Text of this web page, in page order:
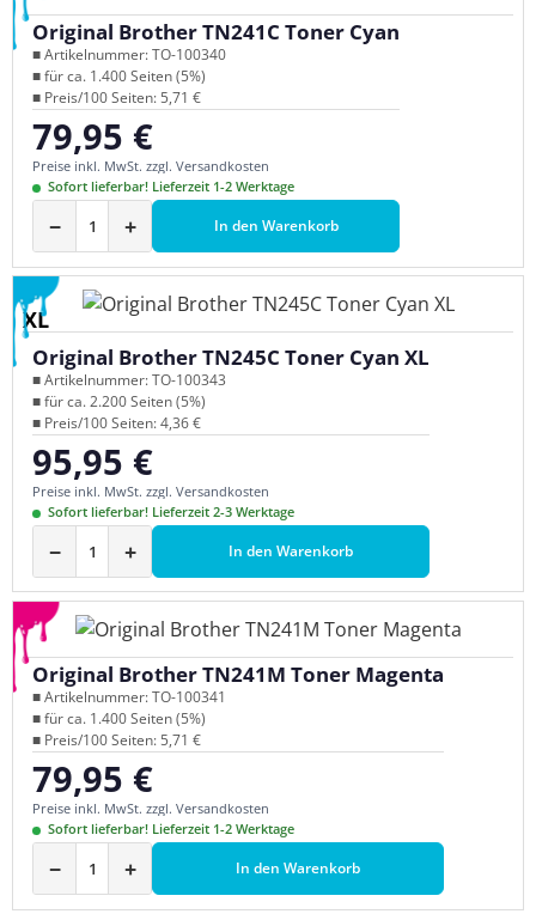
Original Brother TN241C Toner Cyan
■ Artikelnummer: TO-100340
■ für ca. 1.400 Seiten (5%)
■ Preis/100 Seiten: 5,71 €
Regulärer Preis:
79,95 €
Preise inkl. MwSt. zzgl. Versandkosten
Sofort lieferbar! Lieferzeit 1-2 Werktage
− + In den Warenkorb
XL
Original Brother TN245C Toner Cyan XL
■ Artikelnummer: TO-100343
■ für ca. 2.200 Seiten (5%)
■ Preis/100 Seiten: 4,36 €
Regulärer Preis:
95,95 €
Preise inkl. MwSt. zzgl. Versandkosten
Sofort lieferbar! Lieferzeit 2-3 Werktage
− + In den Warenkorb
Original Brother TN241M Toner Magenta
■ Artikelnummer: TO-100341
■ für ca. 1.400 Seiten (5%)
■ Preis/100 Seiten: 5,71 €
Regulärer Preis:
79,95 €
Preise inkl. MwSt. zzgl. Versandkosten
Sofort lieferbar! Lieferzeit 1-2 Werktage
− + In den Warenkorb